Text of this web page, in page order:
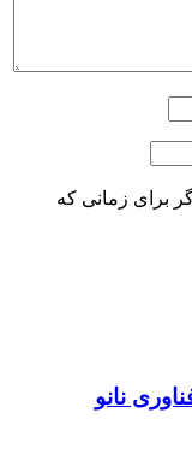
برای زمانی که
نانو